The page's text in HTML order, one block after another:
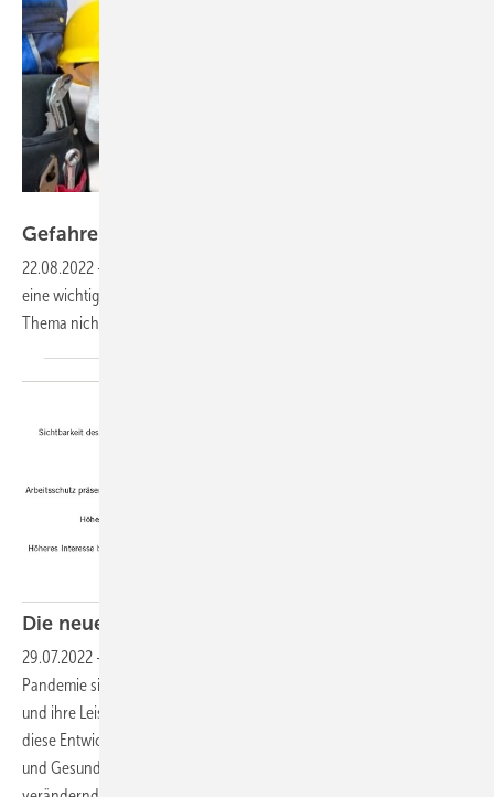
Gefahren erkennen und
22.08.2022 -
eine wichtige Aufgabe für Unternehmen. Arbeitgeber dürfen das
Thema nicht auf die leichte Schulter
Die neue Sichtbarkeit des
29.07.2022 -
Pandemie sind die Beratenden zum Arbeits- und Gesundheitsschutz
und ihre Leistungen sichtbarer geworden. Der Beitrag beleuchtet
diese Entwicklung und analysiert die Rolle der Beratung im Arbeits-
und Gesundheitsschutz vor dem Hintergrund einer sich